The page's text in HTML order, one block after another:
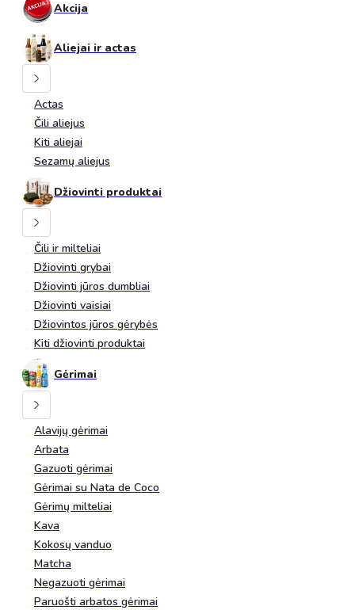
Akcija
Aliejai ir actas
Actas
Čili aliejus
Kiti aliejai
Sezamų aliejus
Džiovinti produktai
Čili ir milteliai
Džiovinti grybai
Džiovinti jūros dumbliai
Džiovinti vaisiai
Džiovintos jūros gėrybės
Kiti džiovinti produktai
Gėrimai
Alavijų gėrimai
Arbata
Gazuoti gėrimai
Gėrimai su Nata de Coco
Gėrimų milteliai
Kava
Kokosų vanduo
Matcha
Negazuoti gėrimai
Paruošti arbatos gėrimai